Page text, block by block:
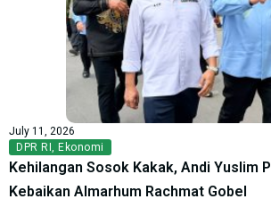
July 11, 2026
DPR RI, Ekonomi
Kehilangan Sosok Kakak, Andi Yuslim
Kebaikan Almarhum Rachmat Gobel